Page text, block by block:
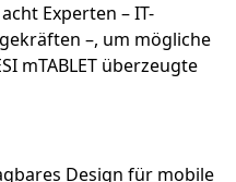
Experten – IT-
–, um mögliche
mTABLET überzeugte
Design für mobile